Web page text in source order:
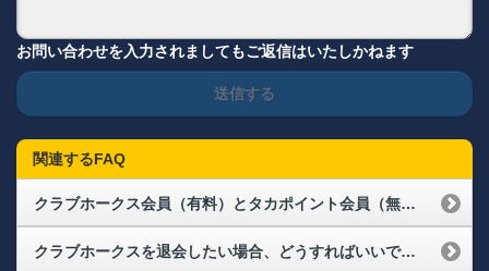
お問い合わせを入力されましてもご返信はいたしかねます
送信する
関連するFAQ
クラブホークス会員（有料）とタカポイント会員（無料）の違いは何ですか？
クラブホークスを退会したい場合、どうすればいいですか？